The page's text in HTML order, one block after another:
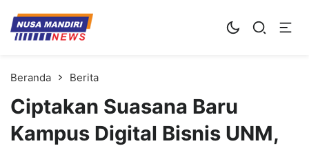
Kampus Digital Bisnis
Universitas Nusa Mandiri
Beranda Berita
Ciptakan Suasana Baru
Kampus Digital Bisnis UNM,